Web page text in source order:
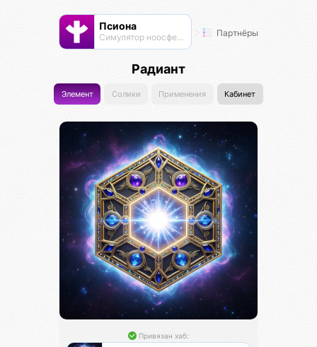
Псиона
Cимулятор ноосферы Партнёры
Радиант
Элемент Солики Применения Кабинет
Привязан хаб: